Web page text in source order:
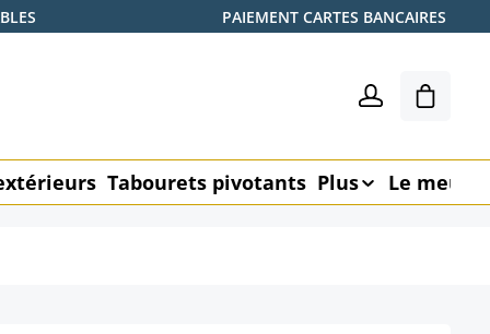
PAIEMENT CARTES BANCAIRES
Le
Tabourets pivotants Plus Le